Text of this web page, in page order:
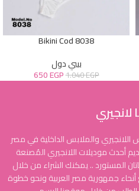
Bikini Cod 8038
بيبي دول
1.040EGP
650EGP
لانجيري
اللانجيري والملابس الداخلية في مصر
لتقديم أحدث موديلات اللانجيري المُصنعة
المستورد .. يمكنك الشراء من خلال
جميع أنحاء جمهورية مصر العربية ونحو خطوة